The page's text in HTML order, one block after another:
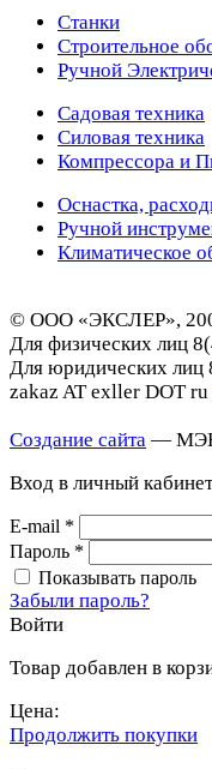
Станки
Строительное
Ручной
Садовая техника
Силовая техника
Компрессора и
Оснастка,
Ручной
Климатическое
© ООО «ЭКСЛЕР»,
Для физических лиц
Для юридических лиц
zakaz AT exller DOT ru
Создание сайта —
Вход в личный кабинет
E-mail *
Пароль *
Показывать пароль
Забыли пароль?
Войти
Товар добавлен в
Цена:
Продолжить покупки